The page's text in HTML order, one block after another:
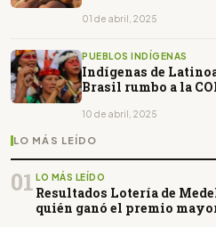
01 de abril, 2025
PUEBLOS INDÍGENAS
Indígenas de
Brasil rumbo a la
10 de abril, 2025
LO MÁS LEÍDO
01 LO MÁS LEÍDO
Resultados Lotería de
quién ganó el premio